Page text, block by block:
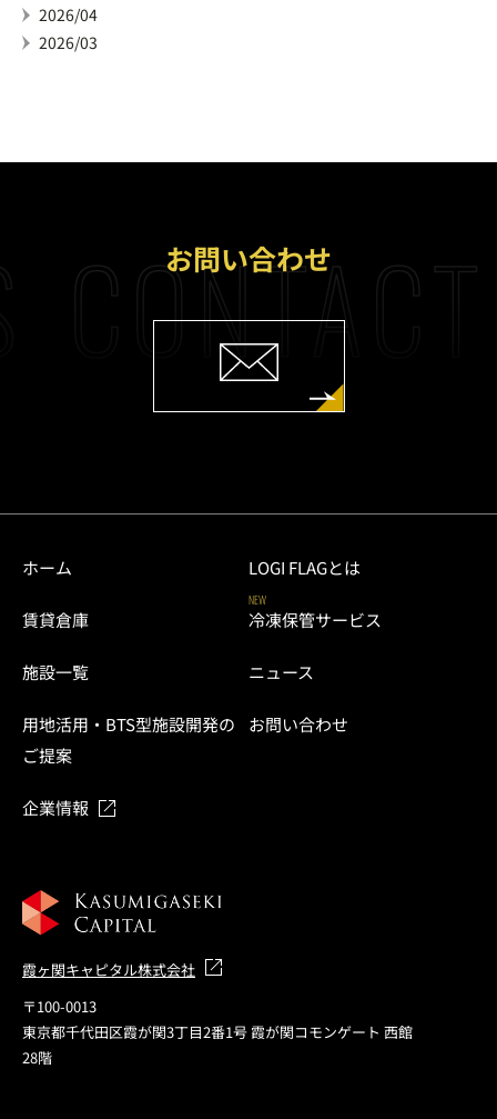
2026/04
2026/03
お問い合わせ
ホーム LOGI FLAGとは
賃貸倉庫
NEW
冷凍保管サービス
施設一覧 ニュース
用地活用・BTS型施設開発の
ご提案
お問い合わせ
企業情報
霞ヶ関キャピタル株式会社
〒100-0013
東京都千代田区霞が関3丁目2番1号 霞が関コモンゲート 西館
28階